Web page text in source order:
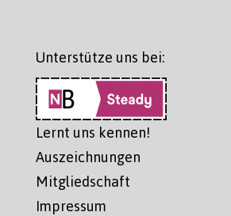
Unterstütze uns bei:
Lernt uns kennen!
Auszeichnungen
Mitgliedschaft
Impressum